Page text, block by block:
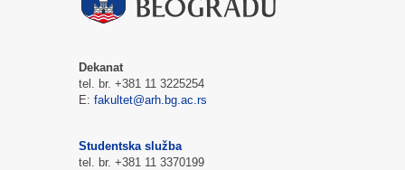
Dekanat
tel. br. +381 11 3225254
E: fakultet@arh.bg.ac.rs
Studentska služba
tel. br. +381 11 3370199